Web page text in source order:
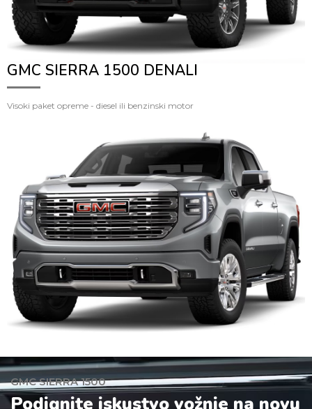
GMC SIERRA 1500 DENALI
Visoki paket opreme - diesel ili benzinski motor
GMC SIERRA 1500
Podignite iskustvo vožnje na novu